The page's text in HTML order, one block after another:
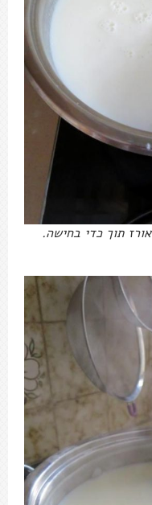
תוך כדי בחישה.